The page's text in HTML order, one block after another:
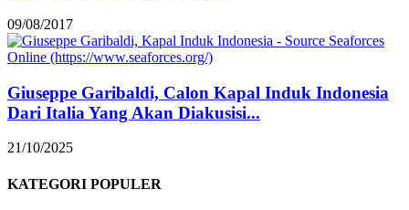
09/08/2017
Giuseppe Garibaldi, Calon Kapal Induk Indonesia
Dari Italia Yang Akan Diakusisi...
21/10/2025
KATEGORI POPULER